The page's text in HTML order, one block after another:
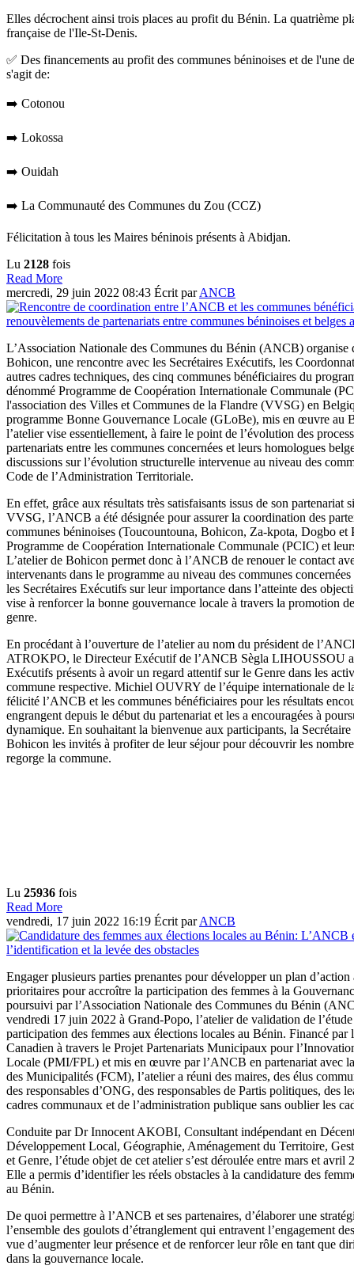
Elles décrochent ainsi trois places au profit du Bénin. La quatrième
française de l'Ile-St-Denis.
✅ Des financements au profit des communes béninoises et de l'une
s'agit de:
➡️ Cotonou
➡️ Lokossa
➡️ Ouidah
➡️ La Communauté des Communes du Zou (CCZ)
Félicitation à tous les Maires béninois présents à Abidjan.
Lu 2128 fois
Read More
mercredi, 29 juin 2022 08:43 Écrit parANCB
L’Association Nationale des Communes du Bénin (ANCB) organise
Bohicon, une rencontre avec les Secrétaires Exécutifs, les
autres cadres techniques, des cinq communes bénéficiaires du
dénommé Programme de Coopération Internationale Communale
l'association des Villes et Communes de la Flandre (VVSG) en
programme Bonne Gouvernance Locale (GLoBe), mis en œuvre au
l’atelier vise essentiellement, à faire le point de l’évolution des
partenariats entre les communes concernées et leurs homologues
discussions sur l’évolution structurelle intervenue au niveau des
Code de l’Administration Territoriale.
En effet, grâce aux résultats très satisfaisants issus de son partenariat
VVSG, l’ANCB a été désignée pour assurer la coordination des
communes béninoises (Toucountouna, Bohicon, Za-kpota, Dogbo et
Programme de Coopération Internationale Communale (PCIC) et
L’atelier de Bohicon permet donc à l’ANCB de renouer le contact
intervenants dans le programme au niveau des communes
les Secrétaires Exécutifs sur leur importance dans l’atteinte des
vise à renforcer la bonne gouvernance locale à travers la promotion
genre.
En procédant à l’ouverture de l’atelier au nom du président de
ATROKPO, le Directeur Exécutif de l’ANCB Sègla LIHOUSSOU a
Exécutifs présents à avoir un regard attentif sur le Genre dans les
commune respective. Michiel OUVRY de l’équipe internationale de
félicité l’ANCB et les communes bénéficiaires pour les résultats
engrangent depuis le début du partenariat et les a encouragées à
dynamique. En souhaitant la bienvenue aux participants, la
Bohicon les invités à profiter de leur séjour pour découvrir les
regorge la commune.
Lu 25936 fois
Read More
vendredi, 17 juin 2022 16:19 Écrit parANCB
Engager plusieurs parties prenantes pour développer un plan d’action
prioritaires pour accroître la participation des femmes à la
poursuivi par l’Association Nationale des Communes du Bénin
vendredi 17 juin 2022 à Grand-Popo, l’atelier de validation de
participation des femmes aux élections locales au Bénin. Financé par
Canadien à travers le Projet Partenariats Municipaux pour
Locale (PMI/FPL) et mis en œuvre par l’ANCB en partenariat avec
des Municipalités (FCM), l’atelier a réuni des maires, des élus
des responsables d’ONG, des responsables de Partis politiques, des
cadres communaux et de l’administration publique sans oublier les
Conduite par Dr Innocent AKOBI, Consultant indépendant en
Développement Local, Géographie, Aménagement du Territoire,
et Genre, l’étude objet de cet atelier s’est déroulée entre mars et avril
Elle a permis d’identifier les réels obstacles à la candidature des
au Bénin.
De quoi permettre à l’ANCB et ses partenaires, d’élaborer une
l’ensemble des goulots d’étranglement qui entravent l’engagement
vue d’augmenter leur présence et de renforcer leur rôle en tant que
dans la gouvernance locale.